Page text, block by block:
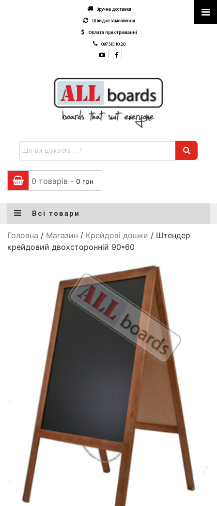
Зручна доставка
Швидке замовлення
Оплата при отриманні
097 515 10 20
0 товарів - 0 грн
Всі товари
Головна / Магазин / Крейдові дошки / Штендер
крейдовий двохсторонній 90*60